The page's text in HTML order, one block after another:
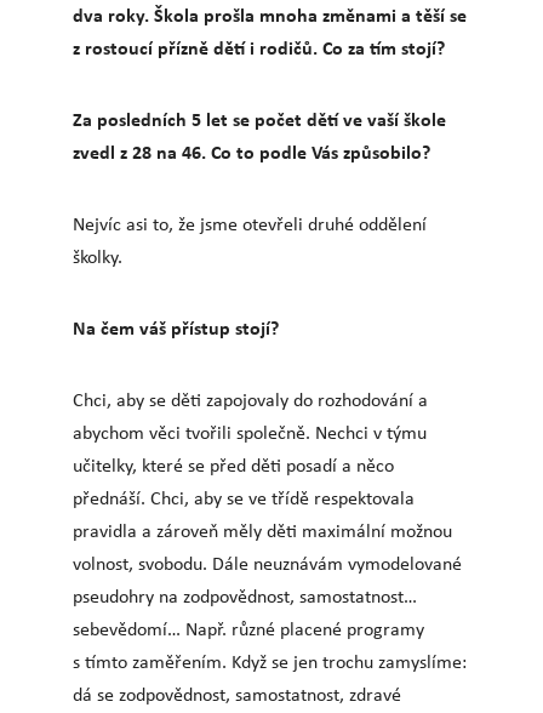
dva roky. Škola prošla mnoha změnami a těší se
z rostoucí přízně dětí i rodičů. Co za tím stojí?
Za posledních 5 let se počet dětí ve vaší škole
zvedl z 28 na 46. Co to podle Vás způsobilo?
Nejvíc asi to, že jsme otevřeli druhé oddělení
školky.
Na čem váš přístup stojí?
Chci, aby se děti zapojovaly do rozhodování a
abychom věci tvořili společně. Nechci v týmu
učitelky, které se před děti posadí a něco
přednáší. Chci, aby se ve třídě respektovala
pravidla a zároveň měly děti maximální možnou
volnost, svobodu. Dále neuznávám vymodelované
pseudohry na zodpovědnost, samostatnost…
sebevědomí… Např. různé placené programy
s tímto zaměřením. Když se jen trochu zamyslíme:
dá se zodpovědnost, samostatnost, zdravé